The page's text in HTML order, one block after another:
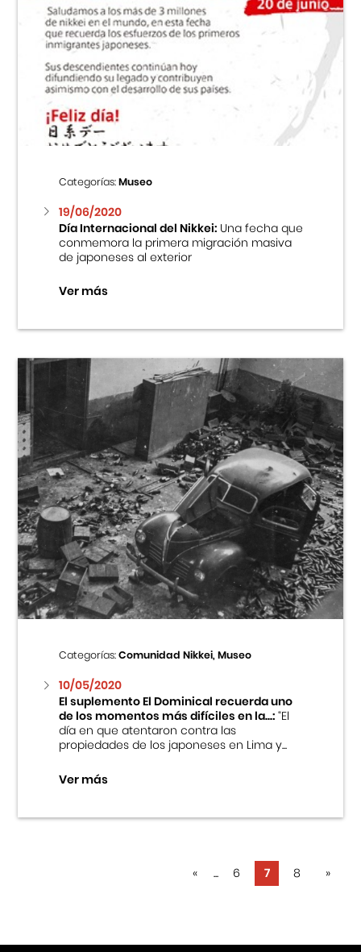
Categorías:Museo
19/06/2020
Día Internacional del Nikkei:Una fecha que
conmemora la primera migración masiva
de japoneses al exterior
Ver más
Categorías:Comunidad Nikkei, Museo
10/05/2020
El suplemento El Dominical recuerda uno
de los momentos más difíciles en la...:“El
día en que atentaron contra las
propiedades de los japoneses en Lima y...
Ver más
« ... 6 7 8 »